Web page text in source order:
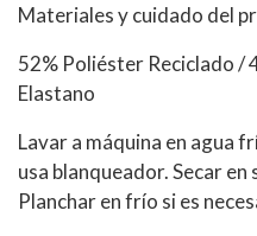
Materiales y cuidado del
52% Poliéster Reciclado /
Elastano
Lavar a máquina en agua
usa blanqueador. Secar
Planchar en frío si es